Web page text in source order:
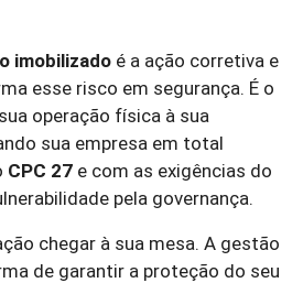
imobilizado é a ação corretiva e
esse risco em segurança. É o
operação física à sua
sua empresa em total
CPC 27 e com as exigências do
pela governança.
chegar à sua mesa. A gestão
de garantir a proteção do seu